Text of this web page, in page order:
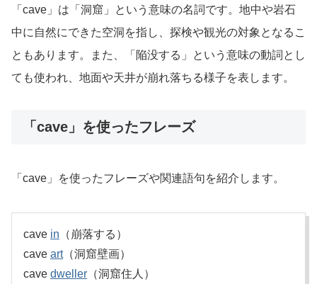
「cave」は「洞窟」という意味の名詞です。地中や岩石
中に自然にできた空洞を指し、探検や観光の対象となるこ
ともあります。また、「陥没する」という意味の動詞とし
ても使われ、地面や天井が崩れ落ちる様子を表します。
「cave」を使ったフレーズ
「cave」を使ったフレーズや関連語句を紹介します。
cave in （崩落する）
cave art（洞窟壁画）
cave dweller （洞窟住人）